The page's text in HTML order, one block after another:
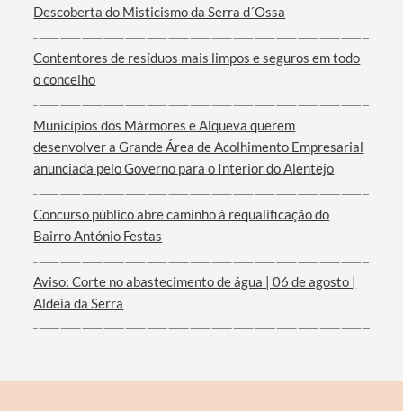
Termo de Pesquisa
Categorias gerais
Filtros
Descoberta do Misticismo da Serra d´Ossa
Contentores de resíduos mais limpos e seguros em todo
o concelho
Municípios dos Mármores e Alqueva querem
desenvolver a Grande Área de Acolhimento Empresarial
anunciada pelo Governo para o Interior do Alentejo
Concurso público abre caminho à requalificação do
Bairro António Festas
Aviso: Corte no abastecimento de água | 06 de agosto |
Aldeia da Serra